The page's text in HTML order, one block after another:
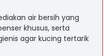
air bersih yang
khusus, serta
agar kucing tertarik